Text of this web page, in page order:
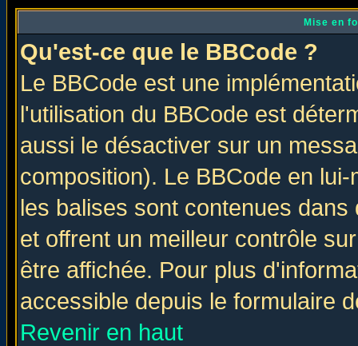
Mise en
Qu'est-ce que le BBCode ?
Le BBCode est une
l'utilisation du BBCode est
aussi le désactiver sur un
composition). Le BBCode en
les balises sont contenues
et offrent un meilleur contrôle
être affichée. Pour plus
accessible depuis le formulaire
Revenir en haut